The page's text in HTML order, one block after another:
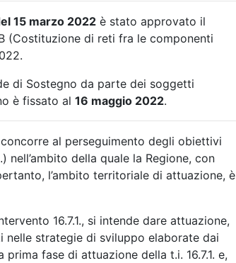
15 marzo 2022 è stato approvato il
(Costituzione di reti fra le componenti
di Sostegno da parte dei soggetti
è fissato al 16 maggio 2022.
al perseguimento degli obiettivi
nell’ambito della quale la Regione, con
l’ambito territoriale di attuazione, è
16.7.1., si intende dare attuazione,
nelle strategie di sviluppo elaborate dai
fase di attuazione della t.i. 16.7.1. e,